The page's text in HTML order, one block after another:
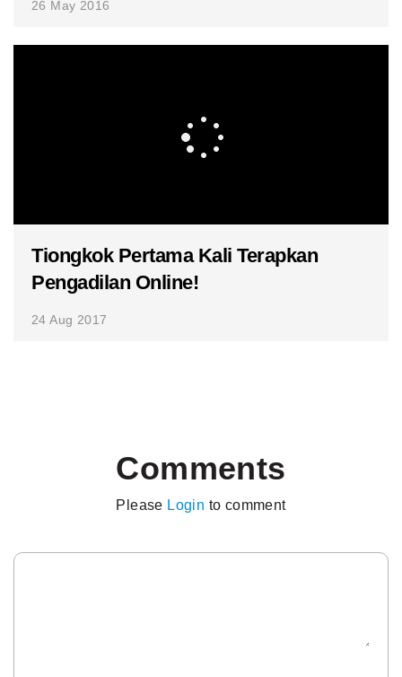
26 May 2016
Tiongkok Pertama Kali Terapkan
Pengadilan Online!
24 Aug 2017
Comments
Please Login to comment